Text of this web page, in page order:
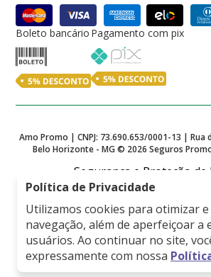
Política de Privacidade
Utilizamos cookies para otimizar
navegação, além de aperfeiçoar a
usuários. Ao continuar no site,
expressamente com nossa
Boleto bancário Pagamento com pix
Amo Promo | CNPJ: 73.690.653/0001-13 | Rua
Belo Horizonte - MG © 2026 Seguros
Segurança e Proteção de
Empresa associada